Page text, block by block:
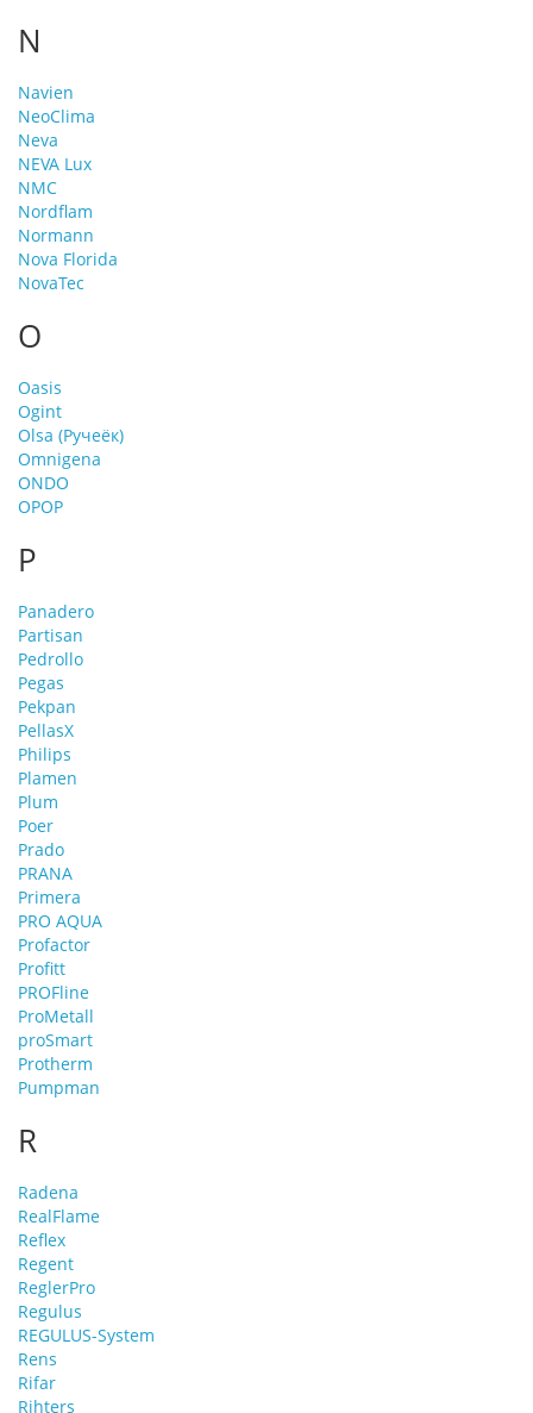
N
Navien
NeoClima
Neva
NEVA Lux
NMC
Nordflam
Normann
Nova Florida
NovaTec
O
Oasis
Ogint
Olsa (Ручеёк)
Omnigena
ONDO
OPOP
P
Panadero
Partisan
Pedrollo
Pegas
Pekpan
PellasX
Philips
Plamen
Plum
Poer
Prado
PRANA
Primera
PRO AQUA
Profactor
Profitt
PROFline
ProMetall
proSmart
Protherm
Pumpman
R
Radena
RealFlame
Reflex
Regent
ReglerPro
Regulus
REGULUS-System
Rens
Rifar
Rihters